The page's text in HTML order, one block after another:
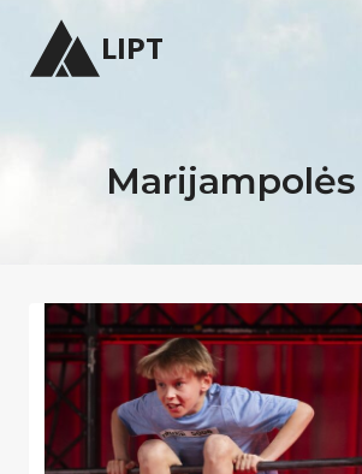
LIPT
Marijampolės